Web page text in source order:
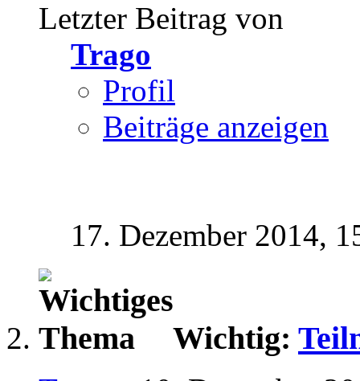
Letzter Beitrag von
Trago
Profil
Beiträge anzeigen
17. Dezember 2014,
Wichtig: